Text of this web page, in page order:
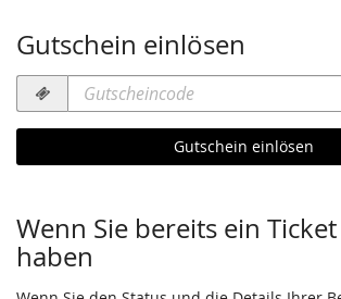
Gutschein einlösen
Gutscheincode
erforderlich
Gutschein einlösen
Wenn Sie bereits ein
haben